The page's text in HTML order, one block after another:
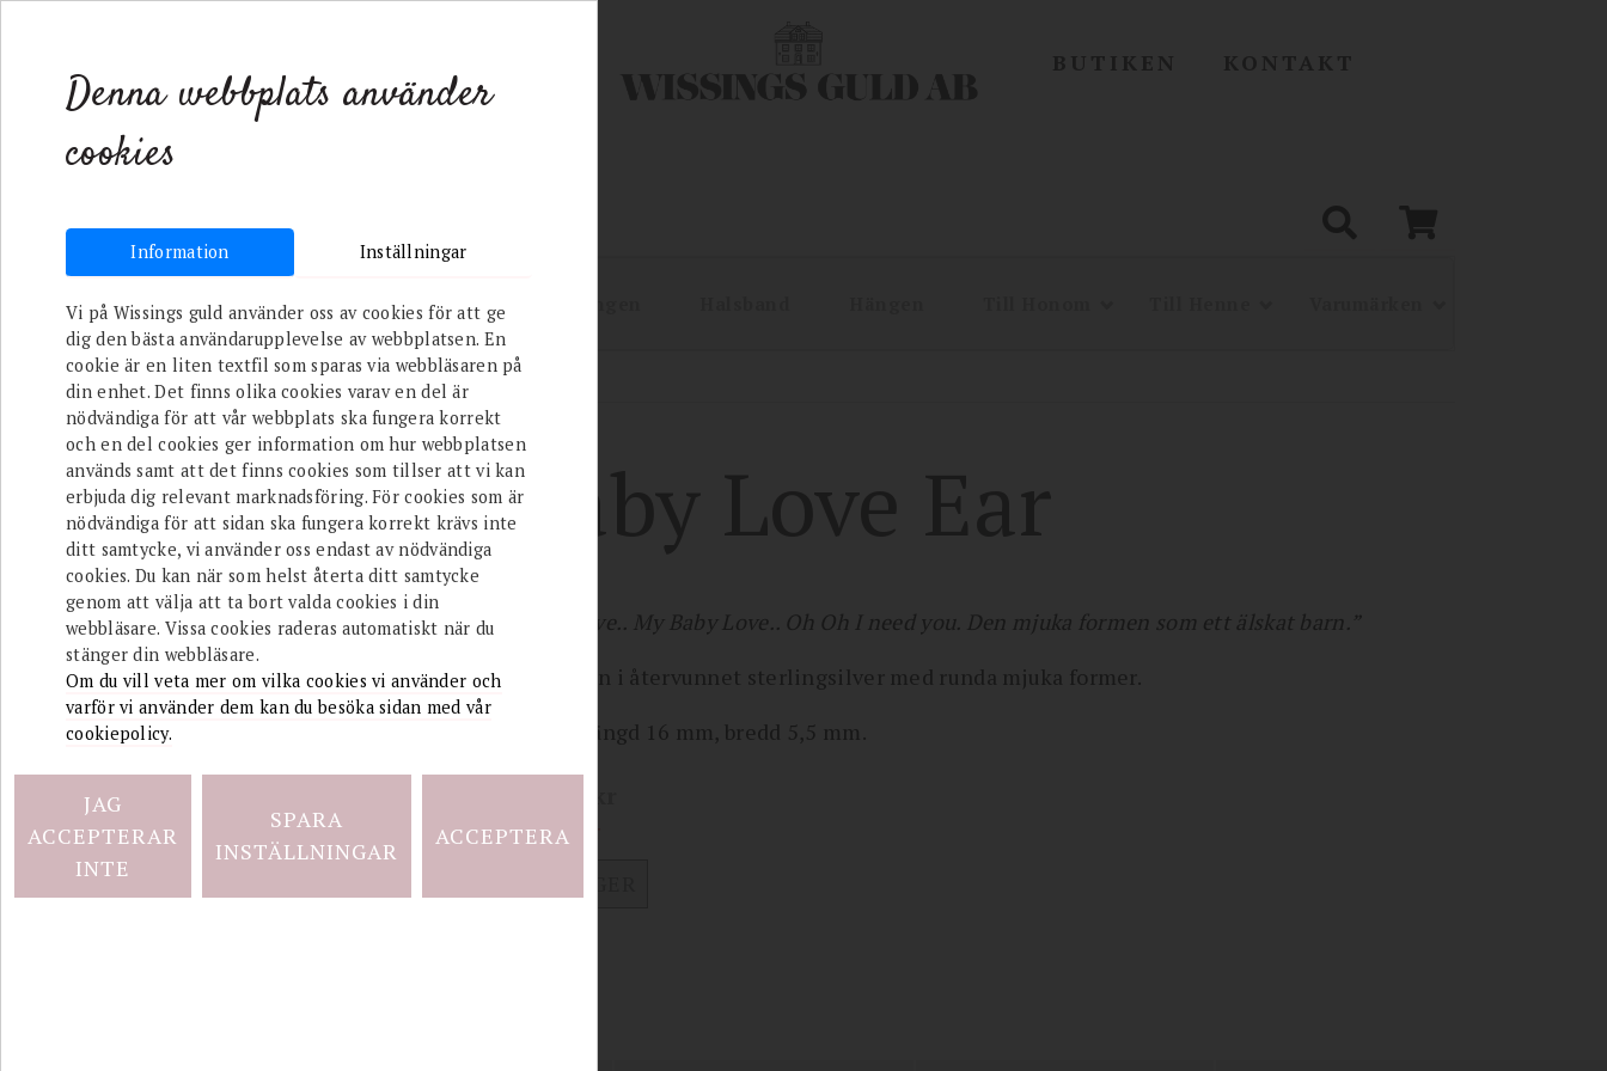
REA Armband Ringar
/ Till Henne / Örhängen /Baby Love Ear
Baby Love Ear
”Baby love.. My Baby Love.. Oh Oh I need you. Den mjuka formen som ett älskat barn.”
Örhängen i återvunnet sterlingsilver med runda mjuka former.
Dekor: längd 16 mm, bredd 5,5 mm.
Ej i lager
Denna webbplats använder
cookies
Information Inställningar
Vi på Wissings guld använder oss av cookies för att ge
dig den bästa användarupplevelse av webbplatsen. En
cookie är en liten textfil som sparas via webbläsaren på
din enhet. Det finns olika cookies varav en del är
nödvändiga för att vår webbplats ska fungera korrekt
och en del cookies ger information om hur webbplatsen
används samt att det finns cookies som tillser att vi kan
erbjuda dig relevant marknadsföring. För cookies som är
nödvändiga för att sidan ska fungera korrekt krävs inte
ditt samtycke, vi använder oss endast av nödvändiga
cookies. Du kan när som helst återta ditt samtycke
genom att välja att ta bort valda cookies i din
webbläsare. Vissa cookies raderas automatiskt när du
stänger din webbläsare.
Om du vill veta mer om vilka cookies vi använder och
varför vi använder dem kan du besöka sidan med vår
cookiepolicy.
JAG
ACCEPTERAR
INTE
SPARA
INSTÄLLNINGAR
ACCEPTERA